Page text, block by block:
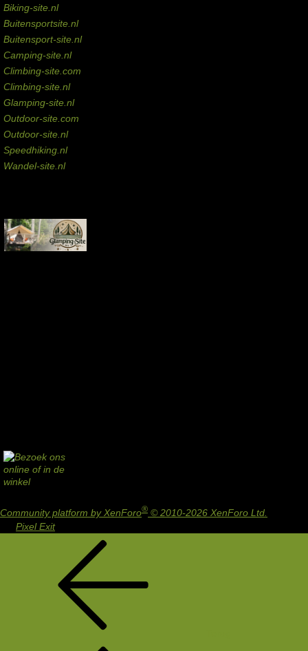
Biking-site.nl
Buitensportsite.nl
Buitensport-site.nl
Camping-site.nl
Climbing-site.com
Climbing-site.nl
Glamping-site.nl
Outdoor-site.com
Outdoor-site.nl
Speedhiking.nl
Wandel-site.nl
Community platform by XenForo® © 2010-2026 XenForo Ltd.
Pixel Exit